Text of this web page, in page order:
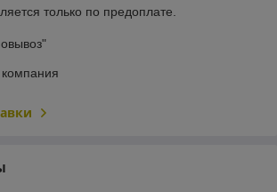
только по предоплате.